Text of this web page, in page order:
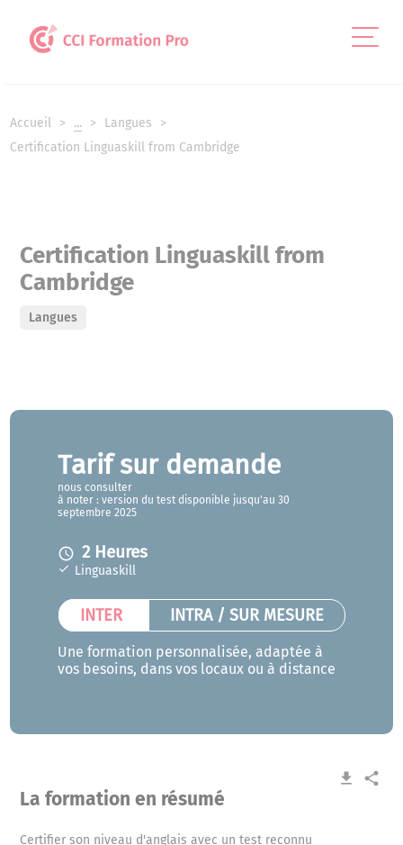
Accueil ...
Langues
Certification Linguaskill from Cambridge
Certification Linguaskill from
Cambridge
Langues
INTER INTRA / SUR MESURE
Une formation personnalisée, adaptée à
vos besoins, dans vos locaux ou à distance
Linguaskill
Tarif sur demande
nous consulter
à noter : version du test disponible jusqu'au 30
septembre 2025
access_time 2 Heures
get_app share
La formation en résumé
Certifier son niveau d'anglais avec un test reconnu